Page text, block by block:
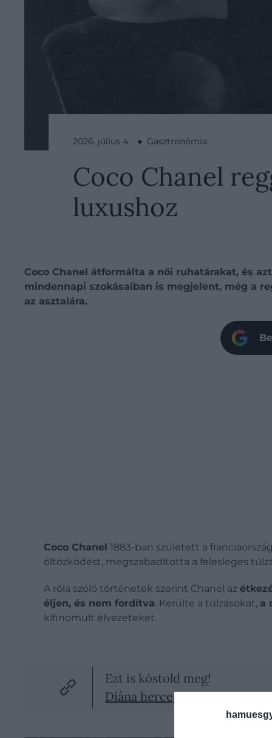
2026. július 4. ● Gasztronómia
Coco Chanel
luxushoz
Coco Chanel átformálta a női ruhatárakat, és
mindennapi szokásaiban is megjelent, még a
az asztalára.
Coco Chanel 1883-ban született a
öltözködést, megszabadította a felesleges
A róla szóló történetek szerint Chanel az
éljen, és nem fordítva. Kerülte a túlzásokat, a
kifinomult élvezeteket.
Ezt is kóstold meg!
Diána hercegné nagy